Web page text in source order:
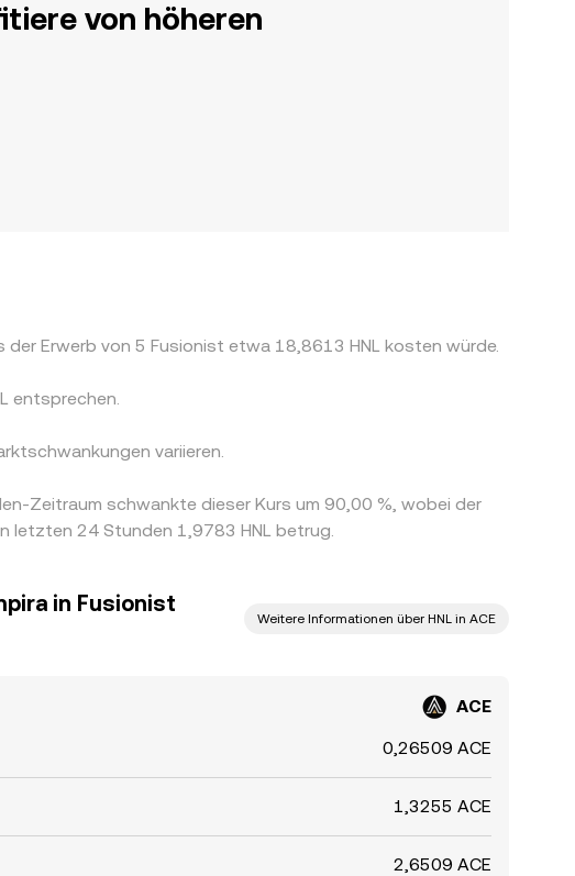
von höheren
Erwerb von 5 Fusionist etwa 18,8613 HNL kosten würde.
entsprechen.
variieren.
Zeitraum schwankte dieser Kurs um 90,00 %, wobei der
letzten 24 Stunden 1,9783 HNL betrug.
in Fusionist
Weitere Informationen über HNL in ACE
ACE
0,26509 ACE
1,3255 ACE
2,6509 ACE